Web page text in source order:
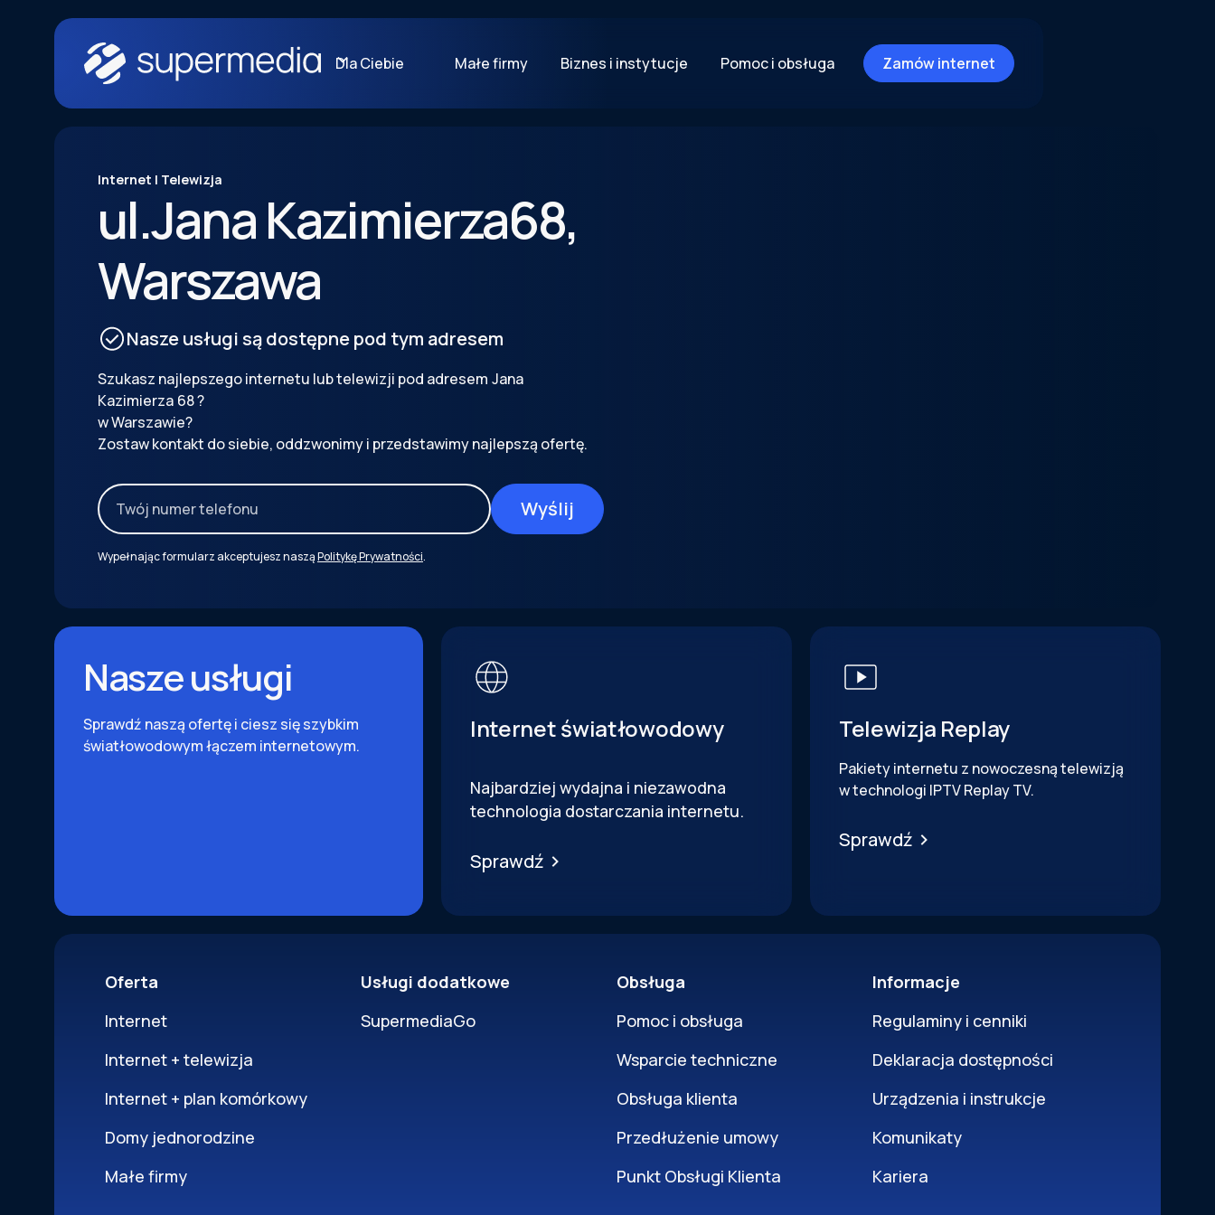
Dla Ciebie Małe firmy Biznes i instytucje Pomoc i obsługa Zamów internet
Internet | Telewizja
ul.Jana Kazimierza68,
Warszawa
Nasze usługi są dostępne pod tym adresem
Szukasz najlepszego internetu lub telewizji pod adresem Jana
Kazimierza 68?
w Warszawie?
Zostaw kontakt do siebie, oddzwonimy i przedstawimy najlepszą ofertę.
Wypełnając formularz akceptujesz nasząPolitykę Prywatności.
Nasze usługi
Sprawdź naszą ofertę i ciesz się szybkim
światłowodowym łączem internetowym.
Internet światłowodowy
Najbardziej wydajna i niezawodna
technologia dostarczania internetu.
Sprawdź
Telewizja Replay
Pakiety internetu z nowoczesną telewizją
w technologi IPTV Replay TV.
Sprawdź
Oferta
Internet
Internet + telewizja
Internet + plan komórkowy
Domy jednorodzine
Małe firmy
Usługi dodatkowe
SupermediaGo
Obsługa
Pomoc i obsługa
Wsparcie techniczne
Obsługa klienta
Przedłużenie umowy
Punkt Obsługi Klienta
Informacje
Regulaminy i cenniki
Deklaracja dostępności
Urządzenia i instrukcje
Komunikaty
Kariera